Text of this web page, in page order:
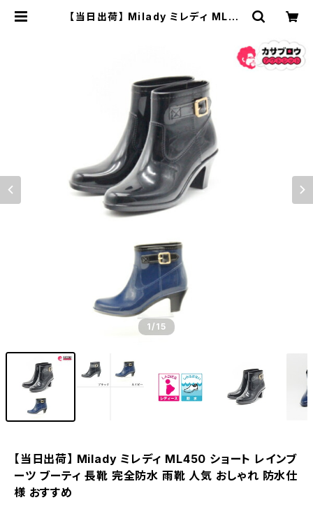
【当日出荷】 Milady ミレディ ML45
仕様 おすすめ | 長靴・サンダルのカサ
1/15
【当日出荷】 Milady ミレディ ML450 ショート レインブ
ーツ ブーティ 長靴 完全防水 雨靴 人気 おしゃれ 防水仕
様 おすすめ